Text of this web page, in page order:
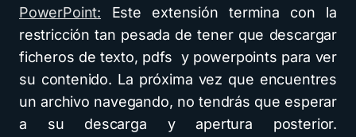
PowerPoint: Este extensión termina con la
restricción tan pesada de tener que descargar
ficheros de texto, pdfs y powerpoints para ver
su contenido. La próxima vez que encuentres
un archivo navegando, no tendrás que esperar
a su descarga y apertura posterior.